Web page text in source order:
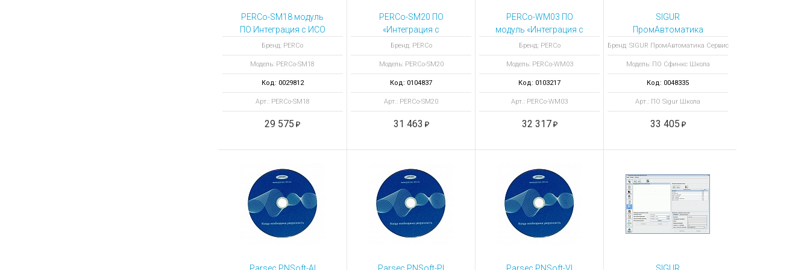
PERCo-SM18 модуль
ПО Интеграция с ИСО
«Орион»
Бренд: PERCo
Модель: PERCo-SM18
Код: 0029812
Арт.: PERCo-SM18
29 575
PERCo-SM20 ПО
«Интеграция с
видеоподсистемой
«Trassir»
Бренд: PERCo
Модель: PERCo-SM20
Код: 0104837
Арт.: PERCo-SM20
31 463
PERCo-WM03 ПО
модуль «Интеграция с
1С»
Бренд: PERCo
Модель: PERCo-WM03
Код: 0103217
Арт.: PERCo-WM03
32 317
SIGUR
ПромАвтоматика
Сервис ПО Сфинкс
Школа
Бренд: SIGUR ПромАвтоматика Сервис
Модель: ПО Сфинкс Школа
Код: 0048335
Арт.: ПО Sigur Школа
33 405
Parsec PNSoft-AI
Parsec PNSoft-PI
Parsec PNSoft-VI
SIGUR